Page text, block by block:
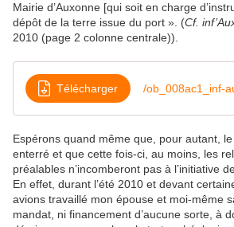
Mairie d’Auxonne [qui soit en charge
dépôt de la terre issue du port ». (Cf.
2010 (page 2 colonne centrale)).
Télécharger /ob_008ac1_inf-
Espérons quand même que, pour autant,
enterré et que cette fois-ci, au moins, les
préalables n’incomberont pas à l’initiative
En effet, durant l’été 2010 et devant
avions travaillé mon épouse et moi-même
mandat, ni financement d’aucune sorte, à